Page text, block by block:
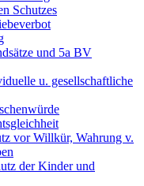
Schutzes
und 5a BV
u. gesellschaftliche
vor Willkür, Wahrung v.
der Kinder und